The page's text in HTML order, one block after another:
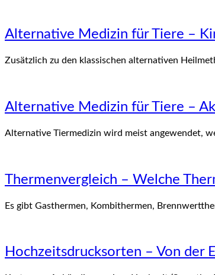
Alternative Medizin für Tiere –
Zusätzlich zu den klassischen alternativen
Alternative Medizin für Tiere –
Alternative Tiermedizin wird meist angewendet,
Thermenvergleich – Welche
Es gibt Gasthermen, Kombithermen,
Hochzeitsdrucksorten – Von der